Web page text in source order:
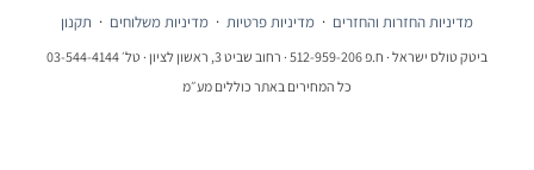
מדיניות החזרות והחזרים ·מדיניות פרטיות·מדיניות משלוחים·תקנון
ביטק טולס ישראל · ח.פ 512-959-206 · רחוב שביט 3, ראשון לציון · טל׳ 03-544-4144
כל המחירים באתר כוללים מע״מ